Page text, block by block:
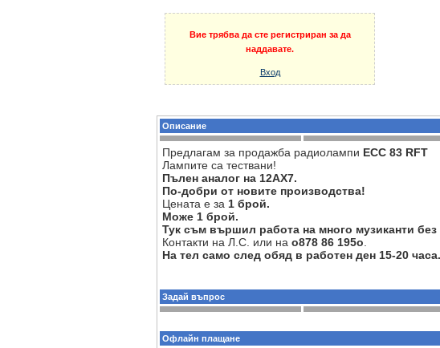
Вие трябва да сте регистриран за да
наддавате.
Вход
Описание
Предлагам за продажба радиолампи ECC 83 RFT
Лампитe са тествани!
Пълен аналог на 12AX7.
По-добри от новите производства!
Цената е за 1 брой.
Може 1 брой.
Тук съм вършил работа на много музиканти
Контакти на Л.С. или на o878 86 195o
На тел само след обяд в работен ден 15-20 часа.
Задай въпрос
Офлайн плащане